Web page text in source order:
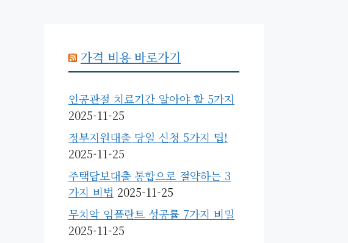
가격 비용 바로가기
인공관절 치료기간 알아야 할 5가지
2025-11-25
정부지원대출 당일 신청 5가지 팁!
2025-11-25
주택담보대출 통합으로 절약하는 3
가지 비법 2025-11-25
무치악 임플란트 성공률 7가지 비밀
2025-11-25